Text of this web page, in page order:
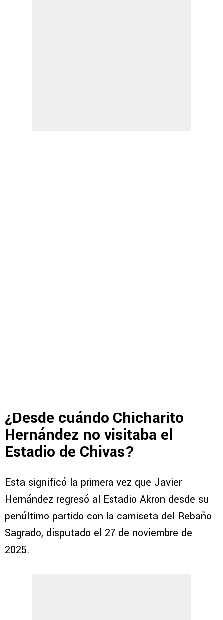
¿Desde cuándo Chicharito
Hernández no visitaba el
Estadio de Chivas?
Esta significó la primera vez que Javier
Hernández regresó al Estadio Akron desde su
penúltimo partido con la camiseta del Rebaño
Sagrado, disputado el 27 de noviembre de
2025.